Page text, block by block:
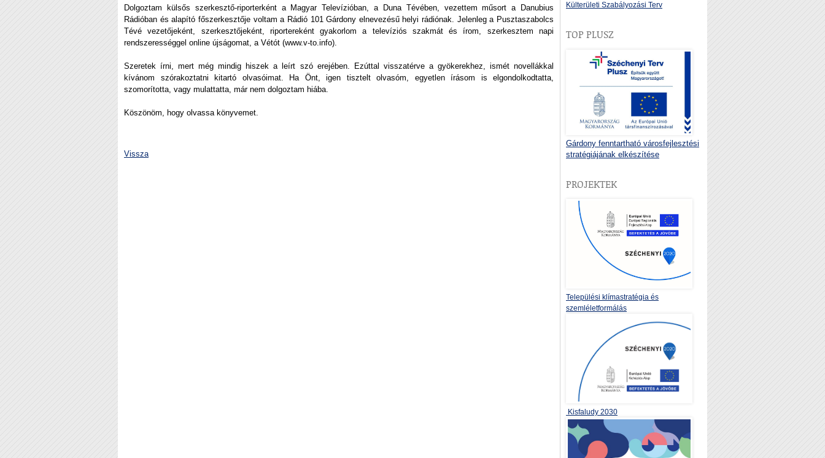
Dolgoztam külsős szerkesztő-riporterként a Magyar Televízióban, a Duna Tévében, vezettem műsort a Danubius
Rádióban és alapító főszerkesztője voltam a Rádió 101 Gárdony elnevezésű helyi rádiónak. Jelenleg a Pusztaszabolcs
Tévé vezetőjeként, szerkesztőjeként, riportereként gyakorlom a televíziós szakmát és írom, szerkesztem napi
rendszerességgel online újságomat, a Vétót (www.v-to.info).
Szeretek írni, mert még mindig hiszek a leírt szó erejében. Ezúttal visszatérve a gyökerekhez, ismét novellákkal
kívánom szórakoztatni kitartó olvasóimat. Ha Önt, igen tisztelt olvasóm, egyetlen írásom is elgondolkodtatta,
szomorította, vagy mulattatta, már nem dolgoztam hiába.
Köszönöm, hogy olvassa könyvemet.
Vissza
Külterületi Szabályozási Terv
TOP PLUSZ
Gárdony fenntartható városfejlesztési
stratégiájának elkészítése
PROJEKTEK
Települési klímastratégia és
szemléletformálás
Kisfaludy 2030